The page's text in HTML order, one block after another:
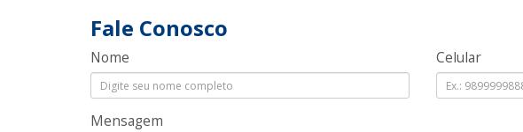
Fale Conosco
Nome Celular
Mensagem